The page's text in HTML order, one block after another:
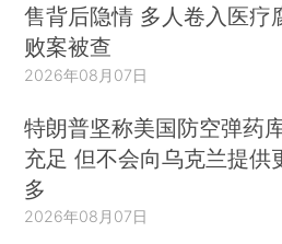
售背后隐情 多人卷入医疗
败案被查
2026年08月07日
特朗普坚称美国防空弹药
充足 但不会向乌克兰提供
多
2026年08月07日